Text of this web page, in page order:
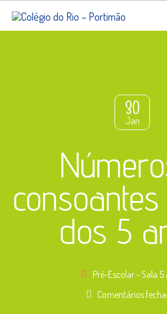
30
Jan
dos 5
Pré-Escolar - Sala 5
Comentários